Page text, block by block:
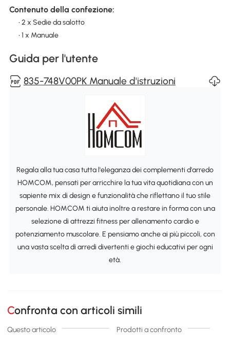
Contenuto della confezione:
• 2 x Sedie da salotto
• 1 x Manuale
Guida per l'utente
835-748V00PK Manuale d'istruzioni
Regala alla tua casa tutta l'eleganza dei complementi d'arredo
HOMCOM, pensati per arricchire la tua vita quotidiana con un
sapiente mix di design e funzionalità che riflettano il tuo stile
personale. HOMCOM ti aiuta inoltre a restare in forma con una
selezione di attrezzi fitness per allenamento cardio e
potenziamento muscolare. E pensiamo anche ai più piccoli, con
una vasta scelta di arredi divertenti e giochi educativi per ogni
età.
Confronta con articoli simili
Questo articolo Prodotti a confronto